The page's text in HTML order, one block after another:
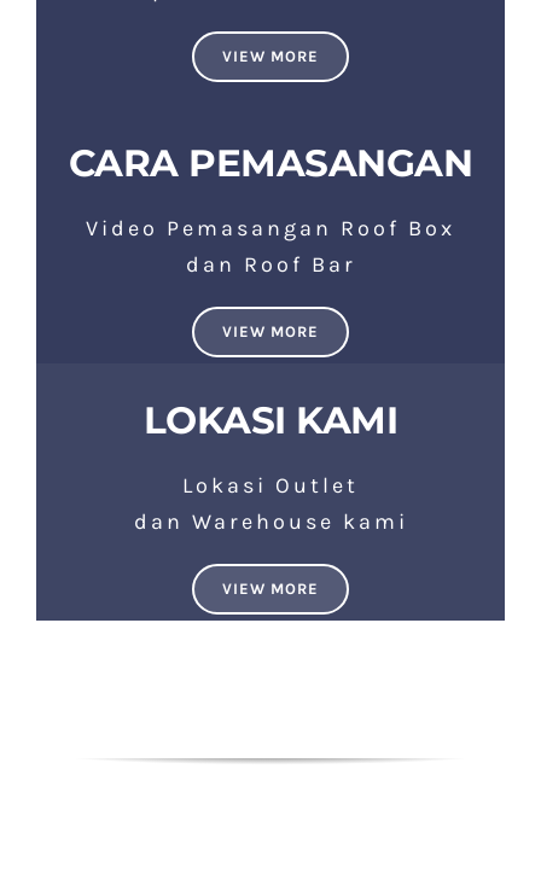
VIEW MORE
CARA PEMASANGAN
Video Pemasangan Roof Box
dan Roof Bar
VIEW MORE
LOKASI KAMI
Lokasi Outlet
dan Warehouse kami
VIEW MORE